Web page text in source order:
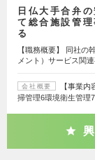
日仏大手合弁
て総合施設管
る
【職務概要】 同社の
メント）サービス関
会社概要
【事業
掃管理6環境衛生管理